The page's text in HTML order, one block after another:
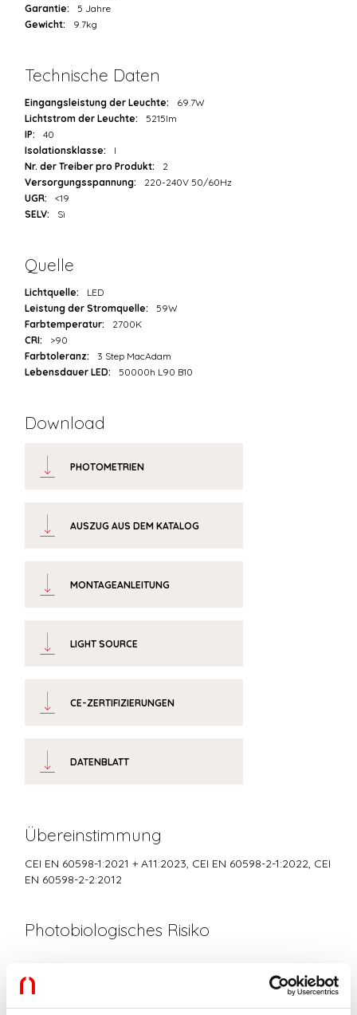
Garantie:
5 Jahre
Gewicht:
9.7kg
Technische Daten
Eingangsleistung der Leuchte:
69.7W
Lichtstrom der Leuchte:
5215lm
IP:
40
Isolationsklasse:
I
Nr. der Treiber pro Produkt:
2
Versorgungsspannung:
220-240V 50/60Hz
UGR:
<19
SELV:
Sì
Quelle
Lichtquelle:
LED
Leistung der Stromquelle:
59W
Farbtemperatur:
2700K
CRI:
>90
Farbtoleranz:
3 Step MacAdam
Lebensdauer LED:
50000h L90 B10
Download
PHOTOMETRIEN
AUSZUG AUS DEM KATALOG
MONTAGEANLEITUNG
LIGHT SOURCE
CE-ZERTIFIZIERUNGEN
DATENBLATT
Übereinstimmung
CEI EN 60598-1:2021 + A11:2023, CEI EN 60598-2-1:2022, CEI
EN 60598-2-2:2012
Photobiologisches Risiko
Zertifiziertes Gerät in der RISIKO-FREIEN GRUPPE, in
Übereinstimmung mit der Bestimmung CEI EN 62471:2010-01, IEC TR